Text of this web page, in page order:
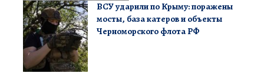
ВСУ ударили по Крыму: поражены
мосты, база катеров и объекты
Черноморского флота РФ